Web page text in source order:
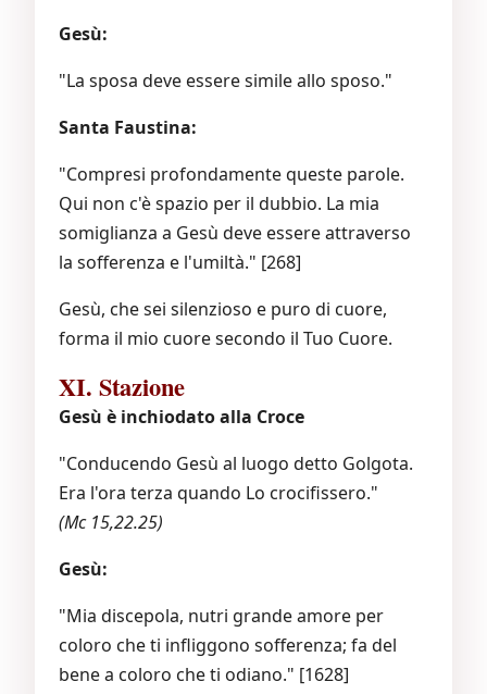
Gesù:
"La sposa deve essere simile allo sposo."
Santa Faustina:
"Compresi profondamente queste parole.
Qui non c'è spazio per il dubbio. La mia
somiglianza a Gesù deve essere attraverso
la sofferenza e l'umiltà." [268]
Gesù, che sei silenzioso e puro di cuore,
forma il mio cuore secondo il Tuo Cuore.
XI. Stazione
Gesù è inchiodato alla Croce
"Conducendo Gesù al luogo detto Golgota.
Era l'ora terza quando Lo crocifissero."
(Mc 15,22.25)
Gesù:
"Mia discepola, nutri grande amore per
coloro che ti infliggono sofferenza; fa del
bene a coloro che ti odiano." [1628]